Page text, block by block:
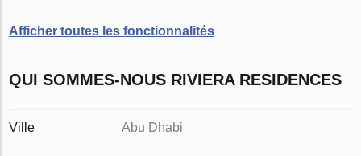
Afficher toutes les fonctionnalités
QUI SOMMES-NOUS RIVIERA RESIDENCES
Ville Abu Dhabi